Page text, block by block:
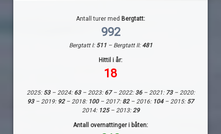
Antall turer med Bergtatt:
992
Bergtatt I: 511 – Bergtatt II:481
Hittil i år:
18
2025: 53– 2024:63– 2023: 67– 2022: 36– 2021: 73– 2020:
93– 2019: 92– 2018: 100 – 2017: 82– 2016: 104– 2015: 57
2014: 125– 2013:29
Antall overnattinger i båten: